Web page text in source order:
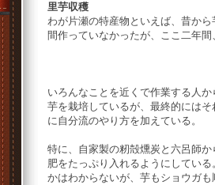
里芋収穫
わが片瀬の特産物といえば、昔か
間作っていなかったが、ここ二年
いろんなことを近くで作業する人
芋を栽培しているが、最終的にはそ
に自分流のやり方を加えている。
特に、自家製の籾殻燻炭と六呂師
肥をたっぷり入れるようにしている
かはわからないが、芋もショウガ